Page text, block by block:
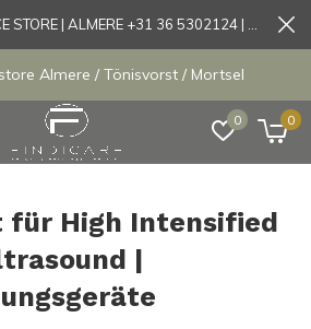
0 0
Almere / Tönisvorst / Mortsel
für High Intensified
|